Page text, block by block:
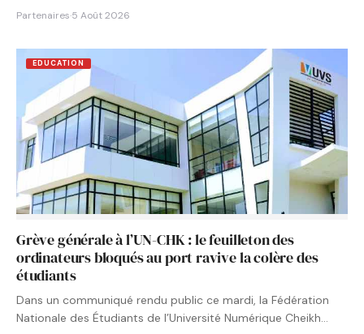
Partenaires·5 Août 2026
EDUCATION
Grève générale à l’UN-CHK : le feuilleton des
ordinateurs bloqués au port ravive la colère des
étudiants
Dans un communiqué rendu public ce mardi, la Fédération
Nationale des Étudiants de l’Université Numérique Cheikh